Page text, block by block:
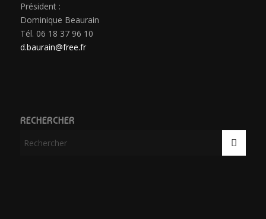
Président :
Dominique Beaurain
Tél. 06 18 37 96 10
d.baurain@free.fr
RECHERCHER